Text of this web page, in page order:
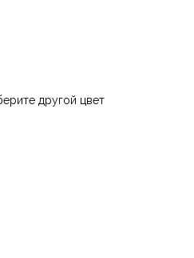
другой цвет